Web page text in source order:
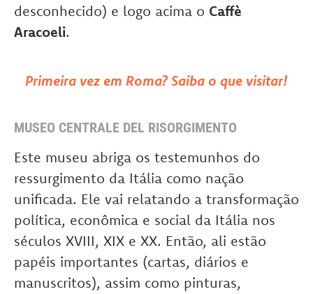
desconhecido) e logo acima o Caffè
Aracoeli.
Primeira vez em Roma? Saiba o que visitar!
MUSEO CENTRALE DEL RISORGIMENTO
Este museu abriga os testemunhos do
ressurgimento da Itália como nação
unificada. Ele vai relatando a transformação
política, econômica e social da Itália nos
séculos XVIII, XIX e XX. Então, ali estão
papéis importantes (cartas, diários e
manuscritos), assim como pinturas,